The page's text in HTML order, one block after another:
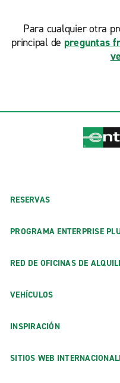
Para cualquier otra
principal de preguntas
RESERVAS
PROGRAMA ENTERPRISE
RED DE OFICINAS DE
VEHÍCULOS
INSPIRACIÓN
SITIOS WEB